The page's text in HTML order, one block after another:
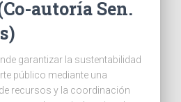
autoría Sen.
garantizar la sustentabilidad
público mediante una
recursos y la coordinación